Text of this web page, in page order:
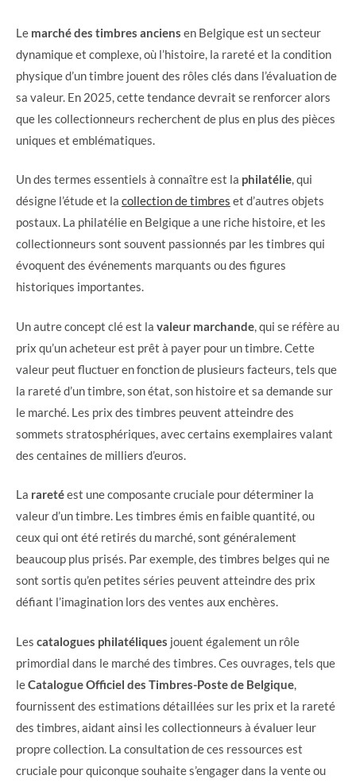
Le marché des timbres anciens en Belgique est un secteur
dynamique et complexe, où l’histoire, la rareté et la condition
physique d’un timbre jouent des rôles clés dans l’évaluation de
sa valeur. En 2025, cette tendance devrait se renforcer alors
que les collectionneurs recherchent de plus en plus des pièces
uniques et emblématiques.
Un des termes essentiels à connaître est la philatélie, qui
désigne l’étude et la collection de timbres et d’autres objets
postaux. La philatélie en Belgique a une riche histoire, et les
collectionneurs sont souvent passionnés par les timbres qui
évoquent des événements marquants ou des figures
historiques importantes.
Un autre concept clé est la valeur marchande, qui se réfère au
prix qu’un acheteur est prêt à payer pour un timbre. Cette
valeur peut fluctuer en fonction de plusieurs facteurs, tels que
la rareté d’un timbre, son état, son histoire et sa demande sur
le marché. Les prix des timbres peuvent atteindre des
sommets stratosphériques, avec certains exemplaires valant
des centaines de milliers d’euros.
La raretéest une composante cruciale pour déterminer la
valeur d’un timbre. Les timbres émis en faible quantité, ou
ceux qui ont été retirés du marché, sont généralement
beaucoup plus prisés. Par exemple, des timbres belges qui ne
sont sortis qu’en petites séries peuvent atteindre des prix
défiant l’imagination lors des ventes aux enchères.
Les catalogues philatéliques jouent également un rôle
primordial dans le marché des timbres. Ces ouvrages, tels que
leCatalogue Officiel des Timbres-Poste de Belgique,
fournissent des estimations détaillées sur les prix et la rareté
des timbres, aidant ainsi les collectionneurs à évaluer leur
propre collection. La consultation de ces ressources est
cruciale pour quiconque souhaite s’engager dans la vente ou